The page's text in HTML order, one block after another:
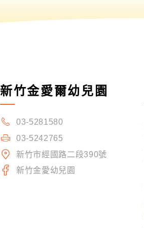
新竹金愛爾幼兒園
03-5281580
03-5242765
新竹市經國路二段390號
新竹金愛幼兒園